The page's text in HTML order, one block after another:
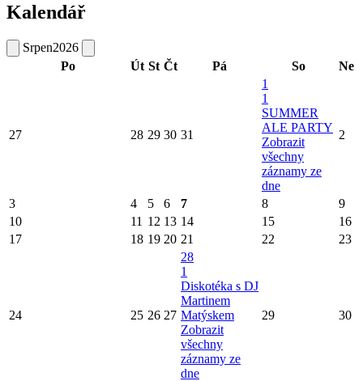
Kalendář
Srpen2026
Po
Út St Čt Pá So Ne
27 28 29 30 31
1
1
SUMMER
ALE PARTY
Zobrazit
všechny
záznamy ze
dne
2
3 4 5 6 7 8
9
10
11 12 13 14 15
16
17
18 19 20 21 22 23
24 25 26 27
28
1
Diskotéka s DJ
Martinem
Matýskem
Zobrazit
všechny
záznamy ze
dne
29 30